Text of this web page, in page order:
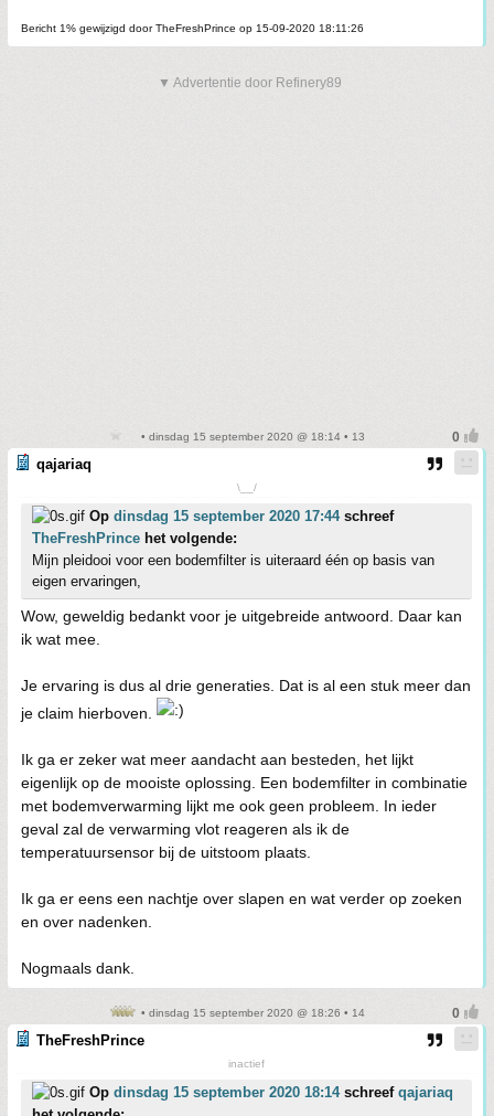
Bericht 1% gewijzigd door TheFreshPrince op 15-09-2020 18:11:26
▼ Advertentie door Refinery89
• dinsdag 15 september 2020 @ 18:14 • 13
qajariaq
\__/
Op dinsdag 15 september 2020 17:44schreef
TheFreshPrince het volgende:
Mijn pleidooi voor een bodemfilter is uiteraard één op basis van
eigen ervaringen,
Wow, geweldig bedankt voor je uitgebreide antwoord. Daar kan
ik wat mee.
Je ervaring is dus al drie generaties. Dat is al een stuk meer dan
je claim hierboven.
Ik ga er zeker wat meer aandacht aan besteden, het lijkt
eigenlijk op de mooiste oplossing. Een bodemfilter in combinatie
met bodemverwarming lijkt me ook geen probleem. In ieder
geval zal de verwarming vlot reageren als ik de
temperatuursensor bij de uitstoom plaats.
Ik ga er eens een nachtje over slapen en wat verder op zoeken
en over nadenken.
Nogmaals dank.
• dinsdag 15 september 2020 @ 18:26 • 14
TheFreshPrince
inactief
Op dinsdag 15 september 2020 18:14schreef qajariaq